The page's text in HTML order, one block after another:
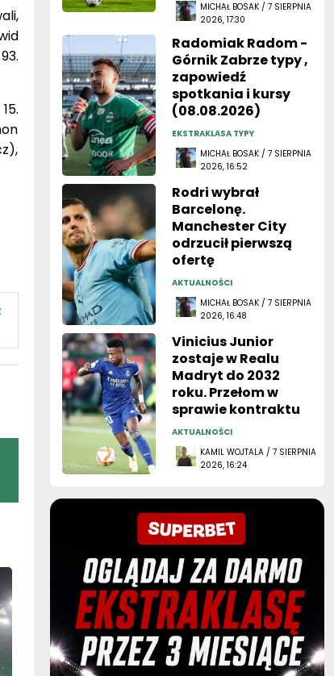
MICHAŁ BOSAK / 7 SIERPNIA
2026, 17:30
Radomiak Radom -
Górnik Zabrze typy ,
zapowiedź
spotkania i kursy
(08.08.2026)
EKSTRAKLASA TYPY
MICHAŁ BOSAK / 7 SIERPNIA
2026, 16:52
Rodri wybrał
Barcelonę.
Manchester City
odrzucił pierwszą
ofertę
AKTUALNOŚCI
MICHAŁ BOSAK / 7 SIERPNIA
2026, 16:48
Vinicius Junior
zostaje w Realu
Madryt do 2032
roku. Przełom w
sprawie kontraktu
AKTUALNOŚCI
KAMIL WOJTALA / 7 SIERPNIA
2026, 16:24